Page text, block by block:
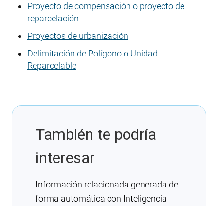
Proyecto de compensación o proyecto de
reparcelación
Proyectos de urbanización
Delimitación de Polígono o Unidad
Reparcelable
También te podría
interesar
Información relacionada generada de
forma automática con Inteligencia